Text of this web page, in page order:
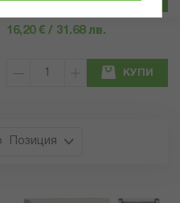
16,20 € / 31.68 лв.
КУПИ
Позиция